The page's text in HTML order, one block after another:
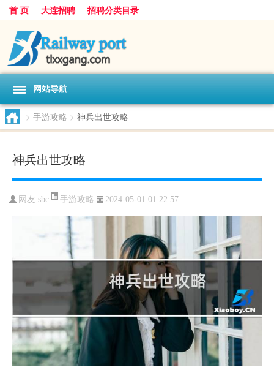
首 页 大连招聘 招聘分类目录
网站导航
> 手游攻略 > 神兵出世攻略
神兵出世攻略
网友:sbc 手游攻略 2024-05-01 01:22:57